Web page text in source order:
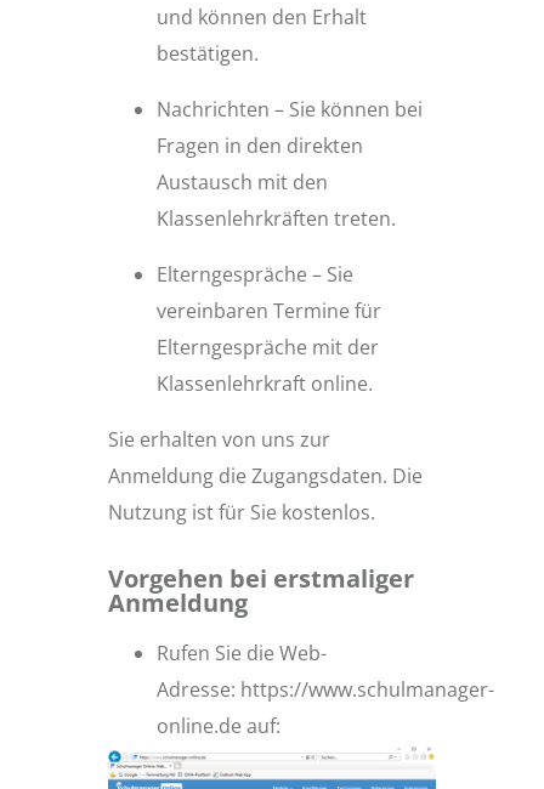
und können den Erhalt
bestätigen.
Nachrichten – Sie können bei
Fragen in den direkten
Austausch mit den
Klassenlehrkräften treten.
Elterngespräche – Sie
vereinbaren Termine für
Elterngespräche mit der
Klassenlehrkraft online.
Sie erhalten von uns zur
Anmeldung die Zugangsdaten. Die
Nutzung ist für Sie kostenlos.
Vorgehen bei erstmaliger
Anmeldung
Rufen Sie die Web-
Adresse: https://www.schulmanager-
online.de auf: